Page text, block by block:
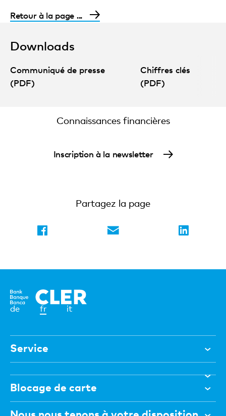
Retour à la page ...
Downloads
Communiqué de presse
(PDF)
Chiffres clés
(PDF)
Connaissances financières
Inscription à la newsletter
Partagez la page
de frElément
it
Service
Documents
Magazine
Blocage de carte